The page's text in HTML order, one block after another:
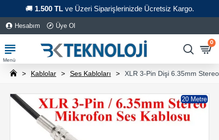
🚚 1.500 TLve Üzeri Siparişlerinizde Ücretsiz Kargo.
Hesabım Üye Ol
0
Kablolar Ses Kabloları XLR 3-Pin Dişi 6.35mm
20 Metre